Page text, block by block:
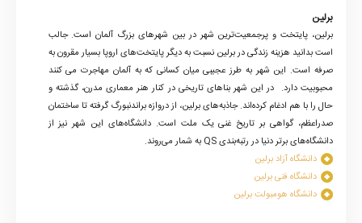
برلین
برلین، پایتخت و پرجمعیت‌ترین شهر در بین شهرهای بزرگ آلمان است. جالب
است بدانید هزینه زندگی در برلین نسبت به دیگر پایتخت‌های اروپا بسیار مقرون به
صرفه‌ است. این شهر به طرز عجیبی میان کسانی که به آلمان مهاجرت می کنند
محبوبیت دارد. در این شهر بناهای تاریخی در کنار هنر معماری مدرن، گذشته و
حال را با هم ادغام کرده‌اند. جاذبه‌های برلین، از دروازه براندنبورگ گرفته تا ساختمان
صدراعظم، گواهی بر تاریخ غنی یک ملت است. دانشگاه‌های این شهر نیز از
دانشگاه‌های برتر دنیا در رتبه‌بندی QS به شمار می‌روند.
دانشگاه آزاد برلین
دانشگاه فنی برلین
دانشگاه هومبولت برلین